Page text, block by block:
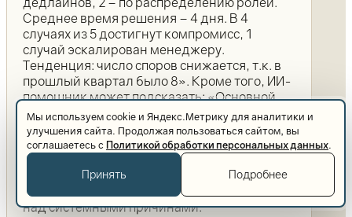
Среднее время решения – 4 дня. В 4
случаях из 5 достигнут компромисс, 1
случай эскалирован менеджеру.
Тенденция: число споров снижается, т.к. в
прошлый квартал было 8». Кроме того, ИИ-
помощник может подсказать: «Основной
триггер – неопределённость сроков, она
фигурирует в 60% случаев. Рекомендация:
чётче прописывать сроки и ответственности
в начале проектов». Таким образом,
руководство получает
прозрачную картину
конфликтности
и может адресно работать
над системными причинами.
Мы используем cookie и Яндекс.Метрику для аналитики и
улучшения сайта. Продолжая пользоваться сайтом, вы
соглашаетесь с Политикой обработки персональных данных.
Принять Подробнее